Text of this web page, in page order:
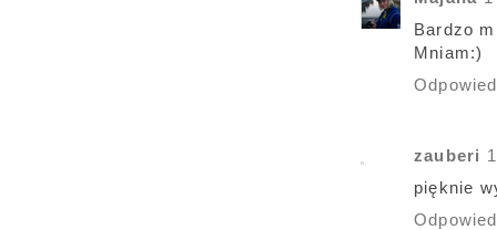
Bardzo
Mniam:)
zauberi
pięknie